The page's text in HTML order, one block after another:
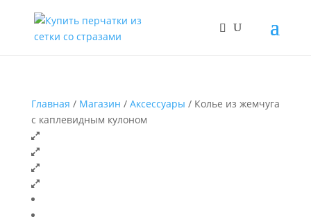
Главная / Магазин / Аксессуары / Колье из жемчуга
с каплевидным кулоном